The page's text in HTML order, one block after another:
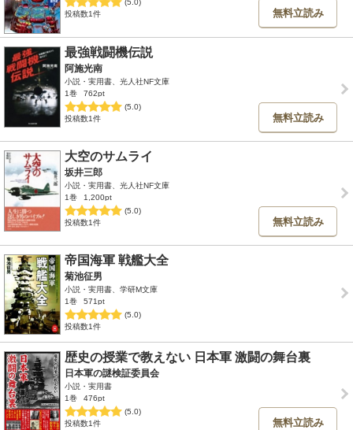
(5.0)
投稿数1件
無料立読み
最強戦闘機伝説
阿施光南
小説・実用書、光人社NF文庫
1巻
762pt
(5.0)
投稿数1件
無料立読み
大空のサムライ
坂井三郎
小説・実用書、光人社NF文庫
1巻
1,200pt
(5.0)
投稿数1件
無料立読み
帝国海軍 戦艦大全
菊池征男
小説・実用書、学研M文庫
1巻
571pt
(5.0)
投稿数1件
歴史の授業で教えない 日本軍 激闘の舞台裏
日本軍の謎検証委員会
小説・実用書
1巻
476pt
(5.0)
投稿数1件
無料立読み